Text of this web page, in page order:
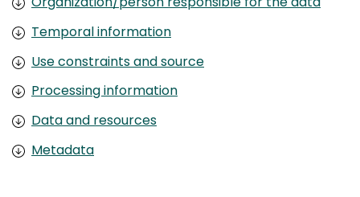
Temporal information
Use constraints and source
Processing information
Data and resources
Metadata